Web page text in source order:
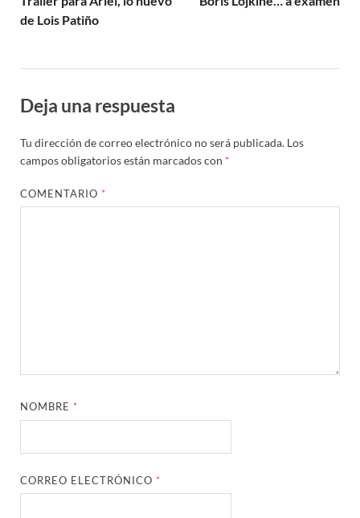
de Lois Patiño
Deja una respuesta
Tu dirección de correo electrónico no será publicada. Los
campos obligatorios están marcados con *
COMENTARIO *
NOMBRE *
CORREO ELECTRÓNICO *